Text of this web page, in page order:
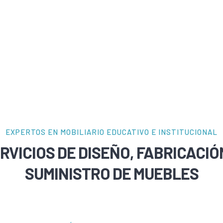
EXPERTOS EN MOBILIARIO EDUCATIVO E INSTITUCIONAL
DE DISEÑO,
SUMINISTRO DE MUEBLES